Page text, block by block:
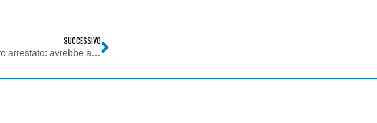
SUCCESSIVO
Scandalo frequenze in India, ministro arrestato: avrebbe agevolato imprese tlc determinando 40 miliardi di dollari di danno per lo Stato